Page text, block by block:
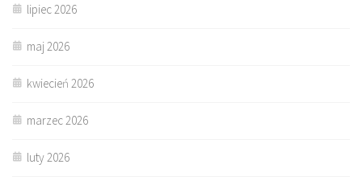
lipiec 2026
maj 2026
kwiecień 2026
marzec 2026
luty 2026